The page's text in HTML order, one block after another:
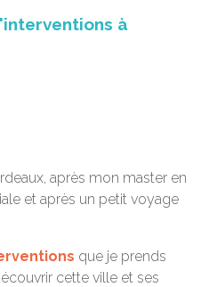
à
après mon master en
et après un petit voyage
que je prends
cette ville et ses